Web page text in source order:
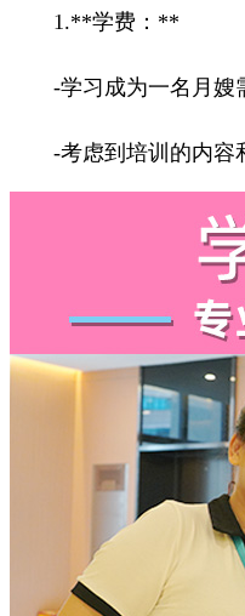
1.**学费：**
-学习成为一名月嫂需
-考虑到培训的内容和